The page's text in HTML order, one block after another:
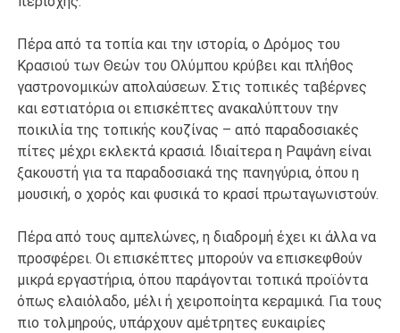
Πέρα από τα τοπία και την ιστορία, ο Δρόμος του
Κρασιού των Θεών του Ολύμπου κρύβει και πλήθος
γαστρονομικών απολαύσεων. Στις τοπικές ταβέρνες
και εστιατόρια οι επισκέπτες ανακαλύπτουν την
ποικιλία της τοπικής κουζίνας – από παραδοσιακές
πίτες μέχρι εκλεκτά κρασιά. Ιδιαίτερα η Ραψάνη είναι
ξακουστή για τα παραδοσιακά της πανηγύρια, όπου η
μουσική, ο χορός και φυσικά το κρασί πρωταγωνιστούν.
Πέρα από τους αμπελώνες, η διαδρομή έχει κι άλλα να
προσφέρει. Οι επισκέπτες μπορούν να επισκεφθούν
μικρά εργαστήρια, όπου παράγονται τοπικά προϊόντα
όπως ελαιόλαδο, μέλι ή χειροποίητα κεραμικά. Για τους
πιο τολμηρούς, υπάρχουν αμέτρητες ευκαιρίες